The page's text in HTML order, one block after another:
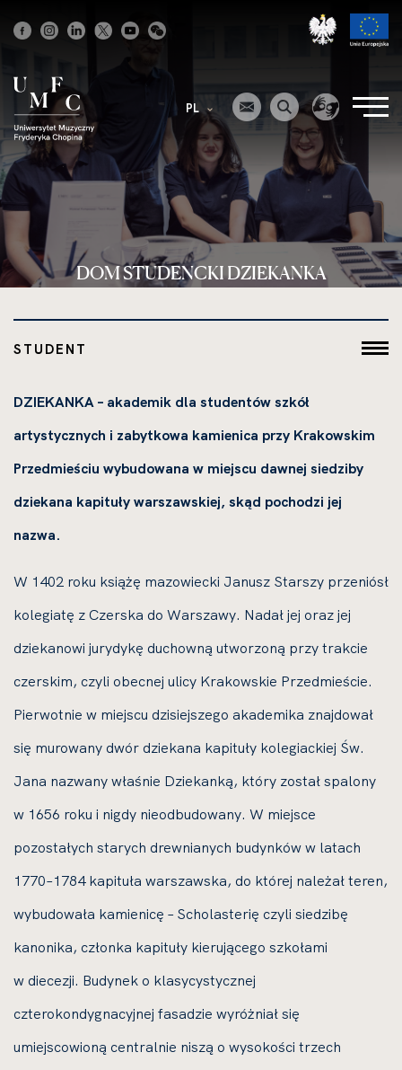
główna
PL
DOM STUDENCKI DZIEKANKA
STUDENT
DZIEKANKA – akademik dla studentów szkół
artystycznych i zabytkowa kamienica przy Krakowskim
Przedmieściu wybudowana w miejscu dawnej siedziby
dziekana kapituły warszawskiej, skąd pochodzi jej
nazwa.
W 1402 roku książę mazowiecki Janusz Starszy przeniósł
kolegiatę z Czerska do Warszawy. Nadał jej oraz jej
dziekanowi jurydykę duchowną utworzoną przy trakcie
czerskim, czyli obecnej ulicy Krakowskie Przedmieście.
Pierwotnie w miejscu dzisiejszego akademika znajdował
się murowany dwór dziekana kapituły kolegiackiej Św.
Jana nazwany właśnie Dziekanką, który został spalony
w 1656 roku i nigdy nieodbudowany. W miejsce
pozostałych starych drewnianych budynków w latach
1770–1784 kapituła warszawska, do której należał teren,
wybudowała kamienicę – Scholasterię czyli siedzibę
kanonika, członka kapituły kierującego szkołami
w diecezji. Budynek o klasycystycznej
czterokondygnacyjnej fasadzie wyróżniał się
umiejscowioną centralnie niszą o wysokości trzech